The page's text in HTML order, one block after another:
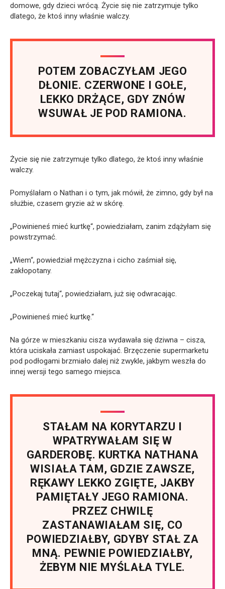
domowe, gdy dzieci wrócą. Życie się nie zatrzymuje tylko
dlatego, że ktoś inny właśnie walczy.
POTEM ZOBACZYŁAM JEGO
DŁONIE. CZERWONE I GOŁE,
LEKKO DRŻĄCE, GDY ZNÓW
WSUWAŁ JE POD RAMIONA.
Życie się nie zatrzymuje tylko dlatego, że ktoś inny właśnie
walczy.
Pomyślałam o Nathan i o tym, jak mówił, że zimno, gdy był na
służbie, czasem gryzie aż w skórę.
„Powinieneś mieć kurtkę“, powiedziałam, zanim zdążyłam się
powstrzymać.
„Wiem“, powiedział mężczyzna i cicho zaśmiał się,
zakłopotany.
„Poczekaj tutaj“, powiedziałam, już się odwracając.
„Powinieneś mieć kurtkę.“
Na górze w mieszkaniu cisza wydawała się dziwna – cisza,
która uciskała zamiast uspokajać. Brzęczenie supermarketu
pod podłogami brzmiało dalej niż zwykle, jakbym weszła do
innej wersji tego samego miejsca.
STAŁAM NA KORYTARZU I
WPATRYWAŁAM SIĘ W
GARDEROBĘ. KURTKA NATHANA
WISIAŁA TAM, GDZIE ZAWSZE,
RĘKAWY LEKKO ZGIĘTE, JAKBY
PAMIĘTAŁY JEGO RAMIONA.
PRZEZ CHWILĘ
ZASTANAWIAŁAM SIĘ, CO
POWIEDZIAŁBY, GDYBY STAŁ ZA
MNĄ. PEWNIE POWIEDZIAŁBY,
ŻEBYM NIE MYŚLAŁA TYLE.